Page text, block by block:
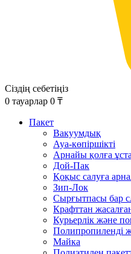
Сіздің себетіңіз
0 тауарлар 0 ₸
Пакет
Вакуумдық
Ауа-көпіршікті
Арнайы қолға
Дой-Пак
Қоқыс салуға
Зип-Лок
Сырғытпасы бар
Крафттан
Курьерлік және
Полипропиленді
Майка